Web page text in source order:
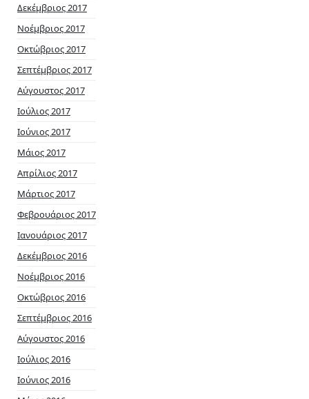
Δεκέμβριος 2017
Νοέμβριος 2017
Οκτώβριος 2017
Σεπτέμβριος 2017
Αύγουστος 2017
Ιούλιος 2017
Ιούνιος 2017
Μάιος 2017
Απρίλιος 2017
Μάρτιος 2017
Φεβρουάριος 2017
Ιανουάριος 2017
Δεκέμβριος 2016
Νοέμβριος 2016
Οκτώβριος 2016
Σεπτέμβριος 2016
Αύγουστος 2016
Ιούλιος 2016
Ιούνιος 2016